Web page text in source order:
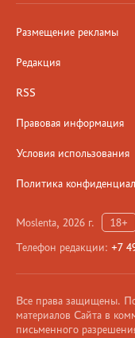
Размещение рекламы
Редакция
RSS
Правовая информация
Условия использования
Политика
Moslenta, 2026 г.
18+
Телефон редакции: +7
Все права защищены.
материалов Сайта в
письменного